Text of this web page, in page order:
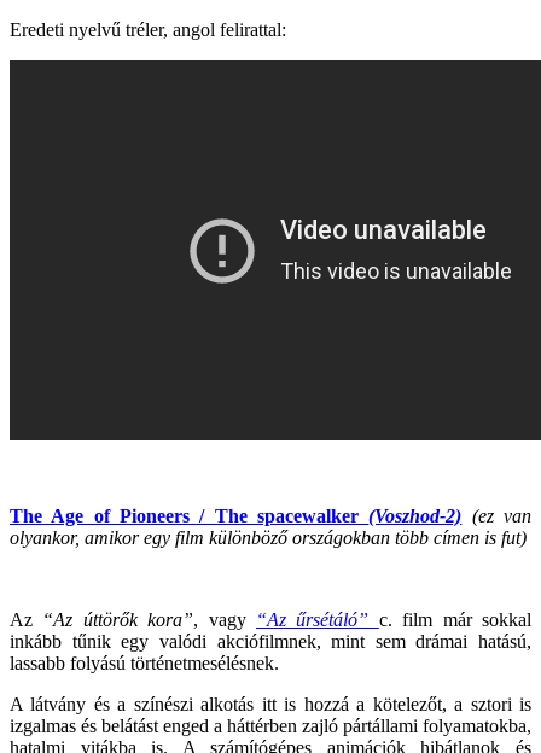
Eredeti nyelvű tréler, angol felirattal:
The Age of Pioneers / The spacewalker(Voszhod-2) (ez van
olyankor, amikor egy film különböző országokban több címen is fut)
Az “Az úttörők kora”, vagy “Az űrsétáló” c. film már sokkal
inkább tűnik egy valódi akciófilmnek, mint sem drámai hatású,
lassabb folyású történetmesélésnek.
A látvány és a színészi alkotás itt is hozzá a kötelezőt, a sztori is
izgalmas és belátást enged a háttérben zajló pártállami folyamatokba,
hatalmi vitákba is. A számítógépes animációk hibátlanok és